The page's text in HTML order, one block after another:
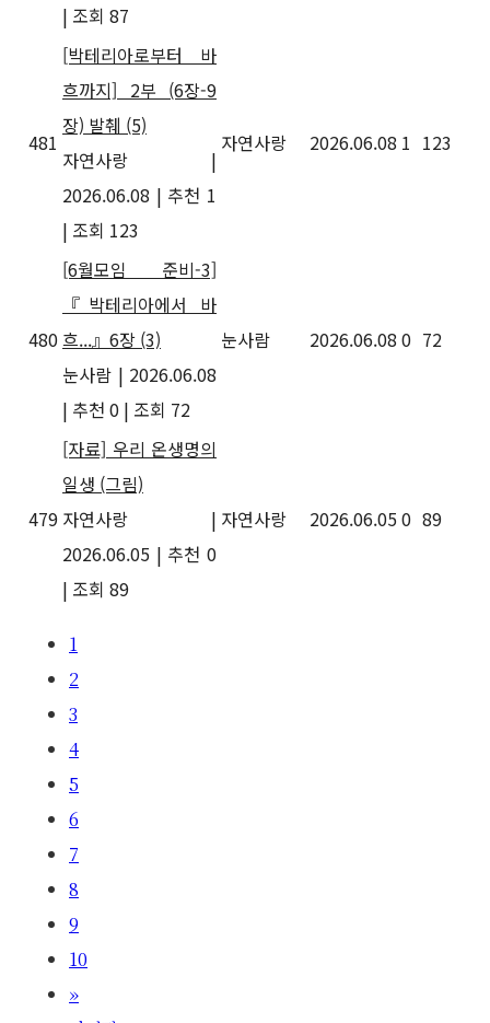
| 조회 87
481
[박테리아로부터 바
흐까지] 2부 (6장-9
장) 발췌 (5)
자연사랑
|
2026.06.08 | 추천 1
| 조회 123
자연사랑 2026.06.08 1 123
480
[6월모임 준비-3]
『박테리아에서 바
흐...』6장 (3)
눈사람 | 2026.06.08
| 추천 0 | 조회 72
눈사람 2026.06.08 0 72
479
[자료] 우리 온생명의
일생 (그림)
자연사랑
|
2026.06.05 | 추천 0
| 조회 89
자연사랑 2026.06.05 0 89
1
2
3
4
5
6
7
8
9
10
»